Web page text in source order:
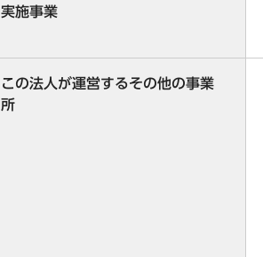
実施事業
この法人が運営するその他の事業
所